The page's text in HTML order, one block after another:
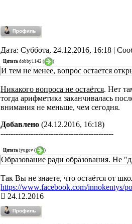
Дата: Суббота, 24.12.2016, 16:18 |
Цитата dobby1142 ( )
И тем не менее, вопрос остается
Никакого вопроса не остаётся. Нет
тогда арифметика заканчивалась
внимания не меньше, чем сегодня.
Добавлено (24.12.2016, 16:18)
---------------------------------------------
Цитата iyugov ( )
Образование ради образования. Не
Так Вы не знаете, что остаётся от
https://www.facebook.com/innokentys/
24.12.2016